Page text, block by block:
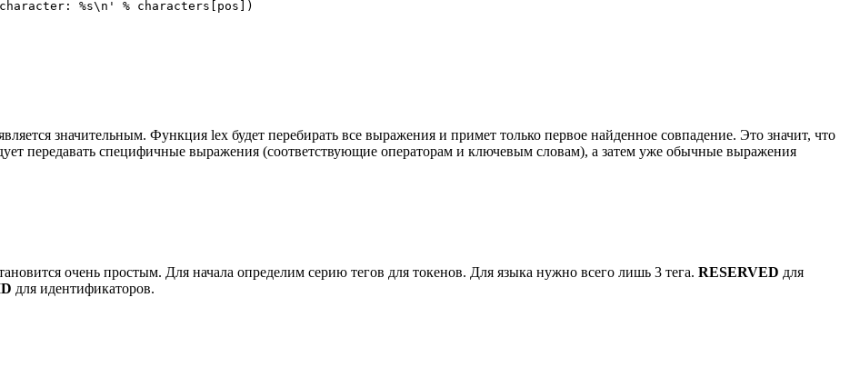
значительным. Функция lex будет перебирать все выражения и примет только первое найденное совпадение. Это значит, что
передавать специфичные выражения (соответствующие операторам и ключевым словам), а затем уже обычные выражения
очень простым. Для начала определим серию тегов для токенов. Для языка нужно всего лишь 3 тега. RESERVED для
для идентификаторов.